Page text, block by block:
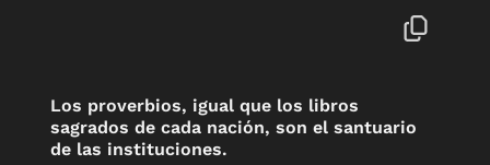
Los proverbios, igual que los libros
sagrados de cada nación, son el santuario
de las instituciones.